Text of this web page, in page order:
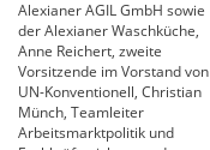
Alexianer AGIL GmbH sowie
der Alexianer Waschküche,
Anne Reichert, zweite
Vorsitzende im Vorstand von
UN-Konventionell, Christian
Münch, Teamleiter
Arbeitsmarktpolitik und